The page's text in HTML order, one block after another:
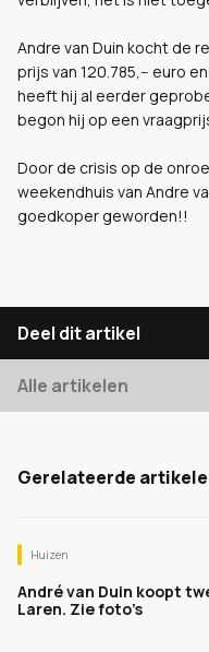
Andre van Duin kocht de
prijs van 120.785,-- euro
heeft hij al eerder
begon hij op een
Door de crisis op de
weekendhuis van Andre
goedkoper geworden!!
Deel dit artikel
Alle artikelen
Gerelateerde
Huizen
André van Duin koopt
Laren. Zie foto’s